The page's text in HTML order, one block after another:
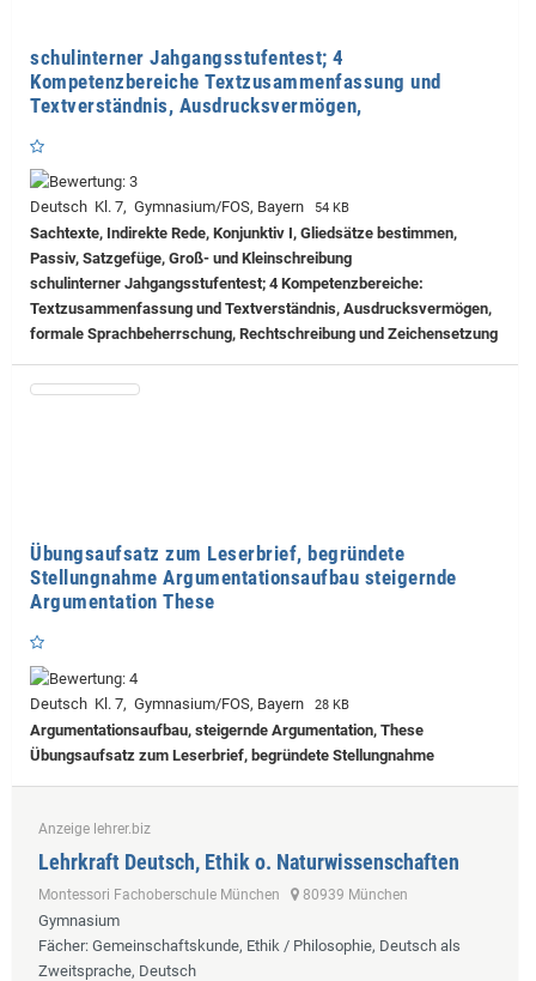
schulinterner Jahgangsstufentest; 4
Kompetenzbereiche Textzusammenfassung und
Textverständnis, Ausdrucksvermögen,
Deutsch Kl. 7, Gymnasium/FOS, Bayern 54 KB
Sachtexte, Indirekte Rede, Konjunktiv I, Gliedsätze bestimmen,
Passiv, Satzgefüge, Groß- und Kleinschreibung
schulinterner Jahgangsstufentest; 4 Kompetenzbereiche:
Textzusammenfassung und Textverständnis, Ausdrucksvermögen,
formale Sprachbeherrschung, Rechtschreibung und Zeichensetzung
Übungsaufsatz zum Leserbrief, begründete
Stellungnahme Argumentationsaufbau steigernde
Argumentation These
Deutsch Kl. 7, Gymnasium/FOS, Bayern 28 KB
Argumentationsaufbau, steigernde Argumentation, These
Übungsaufsatz zum Leserbrief, begründete Stellungnahme
Anzeige lehrer.biz
Lehrkraft Deutsch, Ethik o. Naturwissenschaften
Montessori Fachoberschule München 80939 München
Gymnasium
Fächer: Gemeinschaftskunde, Ethik / Philosophie, Deutsch als
Zweitsprache, Deutsch